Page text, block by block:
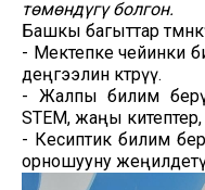
төмөндүгү болгон.
Башкы багыттар
- Мектепке чейинки
деңгээлин көтөрүү.
- Жалпы билим
STEM, жаңы
- Кесиптик билим
орношууну